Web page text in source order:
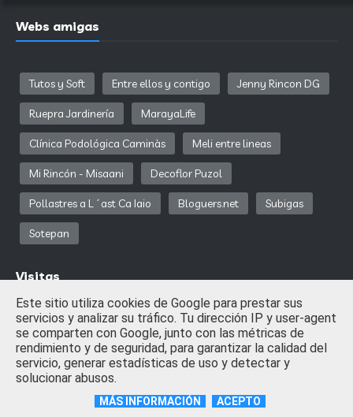
Webs amigas
Tutos y Soft Entre ellos y contigo Jenny Rincon DG
Ruepra Jardinería MarayaLife
Clínica Podológica Caminàs Meli entre lineas
Mi Rincón - Misaani Decoflor Puzol
Pollastres a L´ast Ca Iaio Bloguers.net Subigas
Sotepan
Visitas
Descargar Mipony
Este sitio utiliza cookies de Google para prestar sus
servicios y analizar su tráfico. Tu dirección IP y user-agent
se comparten con Google, junto con las métricas de
rendimiento y de seguridad, para garantizar la calidad del
servicio, generar estadísticas de uso y detectar y
solucionar abusos.
MÁS INFORMACIÓN ACEPTO